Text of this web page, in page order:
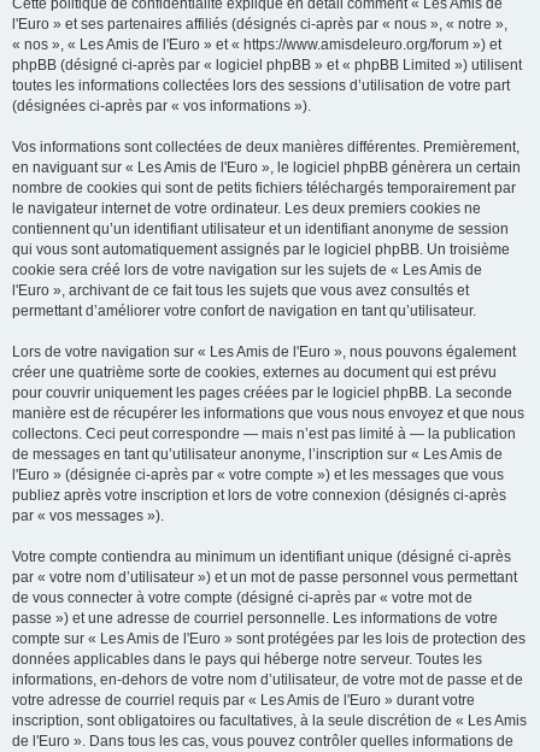
Cette politique de confidentialité explique en détail comment « Les Amis de
l'Euro » et ses partenaires affiliés (désignés ci-après par « nous », « notre »,
« nos », « Les Amis de l'Euro » et « https://www.amisdeleuro.org/forum ») et
phpBB (désigné ci-après par « logiciel phpBB » et « phpBB Limited ») utilisent
toutes les informations collectées lors des sessions d’utilisation de votre part
(désignées ci-après par « vos informations »).
Vos informations sont collectées de deux manières différentes. Premièrement,
en naviguant sur « Les Amis de l'Euro », le logiciel phpBB génèrera un certain
nombre de cookies qui sont de petits fichiers téléchargés temporairement par
le navigateur internet de votre ordinateur. Les deux premiers cookies ne
contiennent qu’un identifiant utilisateur et un identifiant anonyme de session
qui vous sont automatiquement assignés par le logiciel phpBB. Un troisième
cookie sera créé lors de votre navigation sur les sujets de « Les Amis de
l'Euro », archivant de ce fait tous les sujets que vous avez consultés et
permettant d’améliorer votre confort de navigation en tant qu’utilisateur.
Lors de votre navigation sur « Les Amis de l'Euro », nous pouvons également
créer une quatrième sorte de cookies, externes au document qui est prévu
pour couvrir uniquement les pages créées par le logiciel phpBB. La seconde
manière est de récupérer les informations que vous nous envoyez et que nous
collectons. Ceci peut correspondre — mais n’est pas limité à — la publication
de messages en tant qu’utilisateur anonyme, l’inscription sur « Les Amis de
l'Euro » (désignée ci-après par « votre compte ») et les messages que vous
publiez après votre inscription et lors de votre connexion (désignés ci-après
par « vos messages »).
Votre compte contiendra au minimum un identifiant unique (désigné ci-après
par « votre nom d’utilisateur ») et un mot de passe personnel vous permettant
de vous connecter à votre compte (désigné ci-après par « votre mot de
passe ») et une adresse de courriel personnelle. Les informations de votre
compte sur « Les Amis de l'Euro » sont protégées par les lois de protection des
données applicables dans le pays qui héberge notre serveur. Toutes les
informations, en-dehors de votre nom d’utilisateur, de votre mot de passe et de
votre adresse de courriel requis par « Les Amis de l'Euro » durant votre
inscription, sont obligatoires ou facultatives, à la seule discrétion de « Les Amis
de l'Euro ». Dans tous les cas, vous pouvez contrôler quelles informations de